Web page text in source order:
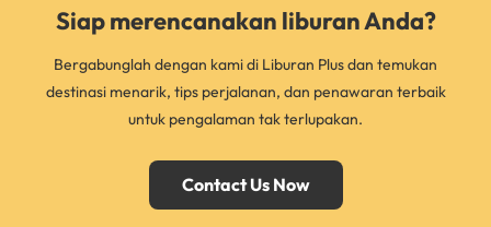
Siap merencanakan liburan Anda?
Bergabunglah dengan kami di Liburan Plus dan temukan
destinasi menarik, tips perjalanan, dan penawaran terbaik
untuk pengalaman tak terlupakan.
Contact Us Now